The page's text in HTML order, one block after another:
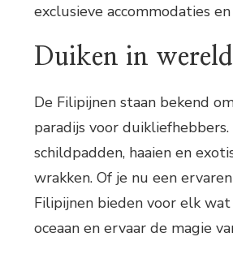
exclusieve accommodaties
Duiken in
De Filipijnen staan bekend
paradijs voor
schildpadden, haaien en
wrakken. Of je nu een
Filipijnen bieden voor elk
oceaan en ervaar de magie